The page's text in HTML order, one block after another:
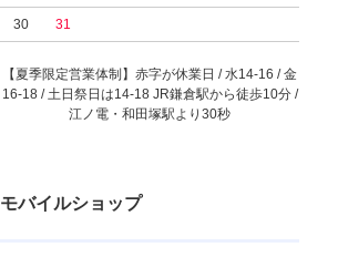
30 31
【夏季限定営業体制】赤字が休業日 / 水14-16 / 金
16-18 / 土日祭日は14-18 JR鎌倉駅から徒歩10分 /
江ノ電・和田塚駅より30秒
モバイルショップ